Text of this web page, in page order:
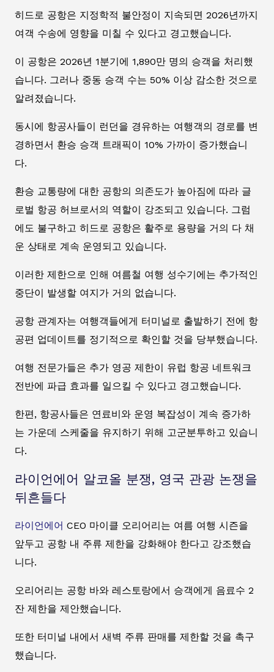
히드로 공항은 지정학적 불안정이 지속되면 2026년까지
여객 수송에 영향을 미칠 수 있다고 경고했습니다.
이 공항은 2026년 1분기에 1,890만 명의 승객을 처리했
습니다. 그러나 중동 승객 수는 50% 이상 감소한 것으로
알려졌습니다.
동시에 항공사들이 런던을 경유하는 여행객의 경로를 변
경하면서 환승 승객 트래픽이 10% 가까이 증가했습니
다.
환승 교통량에 대한 공항의 의존도가 높아짐에 따라 글
로벌 항공 허브로서의 역할이 강조되고 있습니다. 그럼
에도 불구하고 히드로 공항은 활주로 용량을 거의 다 채
운 상태로 계속 운영되고 있습니다.
이러한 제한으로 인해 여름철 여행 성수기에는 추가적인
중단이 발생할 여지가 거의 없습니다.
공항 관계자는 여행객들에게 터미널로 출발하기 전에 항
공편 업데이트를 정기적으로 확인할 것을 당부했습니다.
여행 전문가들은 추가 영공 제한이 유럽 항공 네트워크
전반에 파급 효과를 일으킬 수 있다고 경고했습니다.
한편, 항공사들은 연료비와 운영 복잡성이 계속 증가하
는 가운데 스케줄을 유지하기 위해 고군분투하고 있습니
다.
라이언에어 알코올 분쟁, 영국 관광 논쟁을
뒤흔들다
라이언에어 CEO 마이클 오리어리는 여름 여행 시즌을
앞두고 공항 내 주류 제한을 강화해야 한다고 강조했습
니다.
오리어리는 공항 바와 레스토랑에서 승객에게 음료수 2
잔 제한을 제안했습니다.
또한 터미널 내에서 새벽 주류 판매를 제한할 것을 촉구
했습니다.